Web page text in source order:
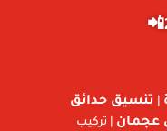
تنسيق حدائق
عجمان | تركيب